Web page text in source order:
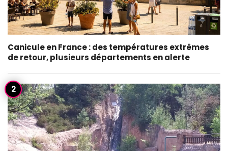
Canicule en France : des températures extrêmes
de retour, plusieurs départements en alerte